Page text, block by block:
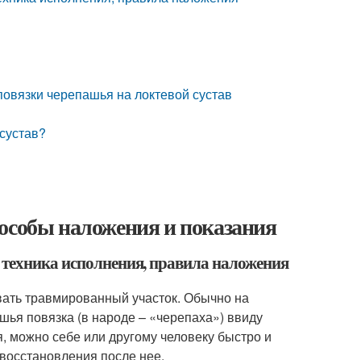
черепашья на локтевой сустав
наложения и показания
исполнения, правила наложения
травмированный участок. Обычно на
повязка (в народе – «черепаха») ввиду
можно себе или другому человеку быстро и
после нее.